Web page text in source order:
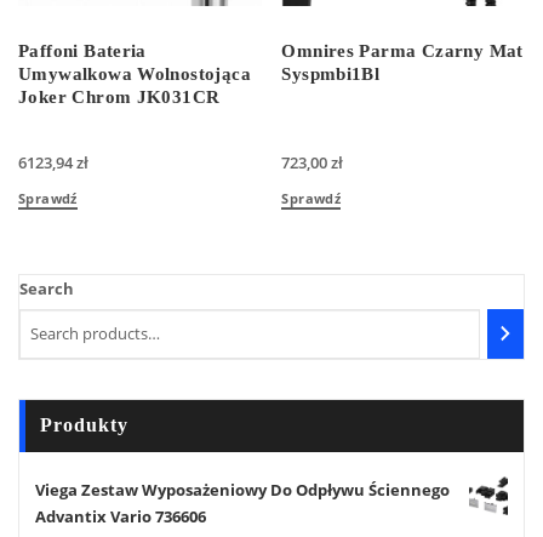
Paffoni Bateria
Umywalkowa Wolnostojąca
Joker Chrom JK031CR
6123,94zł
Sprawdź
Omnires Parma Czarny Mat
Syspmbi1Bl
723,00zł
Sprawdź
Search
Produkty
Viega Zestaw Wyposażeniowy Do Odpływu Ściennego
Advantix Vario 736606